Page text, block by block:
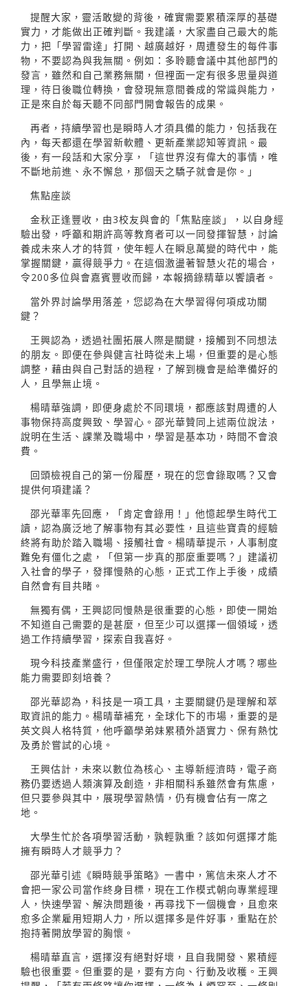
提醒大家，靈活敢變的背後，確實需要累積深厚的基礎
實力，才能做出正確判斷。我建議，大家盡自己最大的能
力，把「學習雷達」打開、越廣越好，周遭發生的每件事
物，不要認為與我無關。例如：多聆聽會議中其他部門的
發言，雖然和自己業務無關，但裡面一定有很多思量與道
理，待日後職位轉換，會發現無意間養成的常識與能力，
正是來自於每天聽不同部門開會報告的成果。
再者，持續學習也是瞬時人才須具備的能力，包括我在
內，每天都還在學習新軟體、更新產業認知等資訊。最
後，有一段話和大家分享，「這世界沒有偉大的事情，唯
不斷地前進、永不懈怠，那個天之驕子就會是你。」
焦點座談
金秋正逢豐收，由3校友與會的「焦點座談」，以自身經
驗出發，呼籲和期許高等教育者可以一同發揮智慧，討論
養成未來人才的特質，使年輕人在瞬息萬變的時代中，能
掌握關鍵，贏得競爭力。在這個激盪著智慧火花的場合，
令200多位與會嘉賓豐收而歸，本報摘錄精華以饗讀者。
當外界討論學用落差，您認為在大學習得何項成功關
鍵？
王興認為，透過社團拓展人際是關鍵，接觸到不同想法
的朋友。即便在參與健言社時從未上場，但重要的是心態
調整，藉由與自己對話的過程，了解到機會是給準備好的
人，且學無止境。
楊晴華強調，即便身處於不同環境，都應該對周遭的人
事物保持高度興致、學習心。邵光華贊同上述兩位說法，
說明在生活、課業及職場中，學習是基本功，時間不會浪
費。
回頭檢視自己的第一份履歷，現在的您會錄取嗎？又會
提供何項建議？
邵光華率先回應，「肯定會錄用！」他憶起學生時代工
讀，認為廣泛地了解事物有其必要性，且這些寶貴的經驗
終將有助於踏入職場、接觸社會。楊晴華提示，人事制度
難免有僵化之處，「但第一步真的那麼重要嗎？」建議初
入社會的學子，發揮慢熱的心態，正式工作上手後，成績
自然會有目共睹。
無獨有偶，王興認同慢熱是很重要的心態，即使一開始
不知道自己需要的是甚麼，但至少可以選擇一個領域，透
過工作持續學習，探索自我喜好。
現今科技產業盛行，但僅限定於理工學院人才嗎？哪些
能力需要即刻培養？
邵光華認為，科技是一項工具，主要關鍵仍是理解和萃
取資訊的能力。楊晴華補充，全球化下的市場，重要的是
英文與人格特質，他呼籲學弟妹累積外語實力、保有熱忱
及勇於嘗試的心境。
王興估計，未來以數位為核心、主導新經濟時，電子商
務仍要透過人類演算及創造，非相關科系雖然會有焦慮，
但只要參與其中，展現學習熱情，仍有機會佔有一席之
地。
大學生忙於各項學習活動，孰輕孰重？該如何選擇才能
擁有瞬時人才競爭力？
邵光華引述《瞬時競爭策略》一書中，篤信未來人才不
會把一家公司當作終身目標，現在工作模式朝向專業經理
人，快速學習、解決問題後，再尋找下一個機會，且愈來
愈多企業雇用短期人力，所以選擇多是件好事，重點在於
抱持著開放學習的胸懷。
楊晴華直言，選擇沒有絕對好壞，且自我開發、累積經
驗也很重要。但重要的是，要有方向、行動及收穫。王興